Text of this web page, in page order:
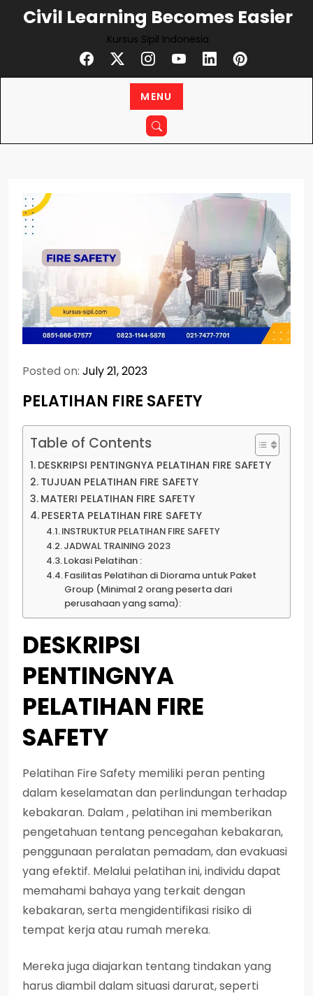
Civil Learning Becomes Easier
Kursus Sipil Indonesia
MENU
Posted on: July 21, 2023
PELATIHAN FIRE SAFETY
Table of Contents
DESKRIPSI PENTINGNYA PELATIHAN FIRE SAFETY
TUJUAN PELATIHAN FIRE SAFETY
MATERI PELATIHAN FIRE SAFETY
PESERTA PELATIHAN FIRE SAFETY
INSTRUKTUR PELATIHAN FIRE SAFETY
JADWAL TRAINING 2023
Lokasi Pelatihan :
Fasilitas Pelatihan di Diorama untuk Paket
Group (Minimal 2 orang peserta dari
perusahaan yang sama):
DESKRIPSI
PENTINGNYA
PELATIHAN FIRE
SAFETY
Pelatihan Fire Safety memiliki peran penting
dalam keselamatan dan perlindungan terhadap
kebakaran. Dalam , pelatihan ini memberikan
pengetahuan tentang pencegahan kebakaran,
penggunaan peralatan pemadam, dan evakuasi
yang efektif. Melalui pelatihan ini, individu dapat
memahami bahaya yang terkait dengan
kebakaran, serta mengidentifikasi risiko di
tempat kerja atau rumah mereka.
Mereka juga diajarkan tentang tindakan yang
harus diambil dalam situasi darurat, seperti